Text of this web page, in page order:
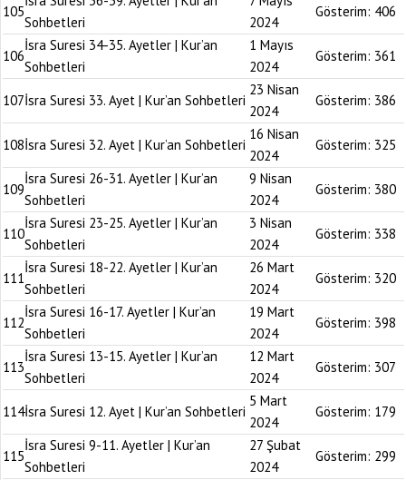
105
Sohbetleri
2024
Gösterim: 406
106
İsra Suresi 34-35. Ayetler | Kur’an
Sohbetleri
1 Mayıs
2024
Gösterim: 361
107İsra Suresi 33. Ayet | Kur’an Sohbetleri
23 Nisan
2024
Gösterim: 386
108İsra Suresi 32. Ayet | Kur’an Sohbetleri
16 Nisan
2024
Gösterim: 325
109
İsra Suresi 26-31. Ayetler | Kur’an
Sohbetleri
9 Nisan
2024
Gösterim: 380
110
İsra Suresi 23-25. Ayetler | Kur’an
Sohbetleri
3 Nisan
2024
Gösterim: 338
111
İsra Suresi 18-22. Ayetler | Kur’an
Sohbetleri
26 Mart
2024
Gösterim: 320
112
İsra Suresi 16-17. Ayetler | Kur’an
Sohbetleri
19 Mart
2024
Gösterim: 398
113
İsra Suresi 13-15. Ayetler | Kur’an
Sohbetleri
12 Mart
2024
Gösterim: 307
114İsra Suresi 12. Ayet | Kur’an Sohbetleri
5 Mart
2024
Gösterim: 179
115
İsra Suresi 9-11. Ayetler | Kur’an
Sohbetleri
27 Şubat
2024
Gösterim: 299